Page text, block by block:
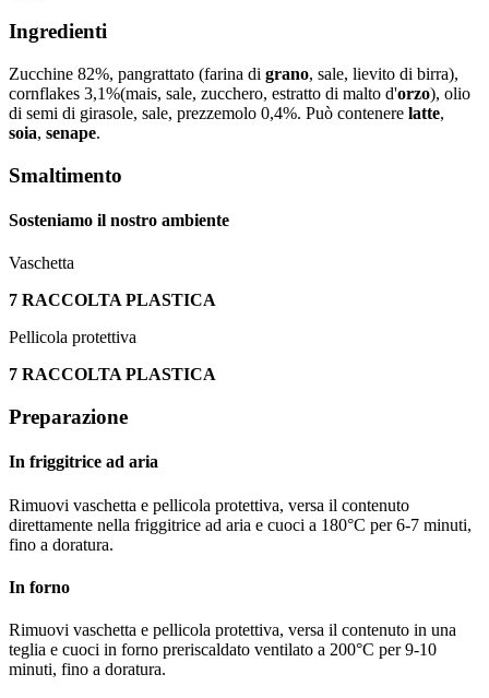
Ingredienti
Zucchine 82%, pangrattato (farina di grano, sale, lievito di birra),
cornflakes 3,1%(mais, sale, zucchero, estratto di malto d'orzo), olio
di semi di girasole, sale, prezzemolo 0,4%. Può contenere latte,
soia, senape.
Smaltimento
Sosteniamo il nostro ambiente
Vaschetta
7 RACCOLTA PLASTICA
Pellicola protettiva
7 RACCOLTA PLASTICA
Preparazione
In friggitrice ad aria
Rimuovi vaschetta e pellicola protettiva, versa il contenuto
direttamente nella friggitrice ad aria e cuoci a 180°C per 6-7 minuti,
fino a doratura.
In forno
Rimuovi vaschetta e pellicola protettiva, versa il contenuto in una
teglia e cuoci in forno preriscaldato ventilato a 200°C per 9-10
minuti, fino a doratura.